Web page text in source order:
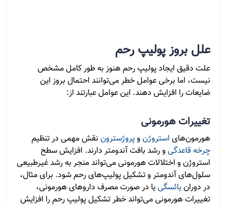
علل بروز پولیپ رحم
علت دقیق ایجاد پولیپ رحم هنوز به طور کامل مشخص
نیست، اما برخی عوامل خطر می‌توانند احتمال بروز این
ضایعات را افزایش دهند. این عوامل عبارتند از:
تغییرات هورمونی
هورمون‌های استروژن وپروژسترون نقش مهمی در تنظیم
چرخه قاعدگی و رشد بافت آندومتر دارند. افزایش سطح
استروژن و اختلالات هورمونی می‌تواند منجر به رشد غیرطبیعی
سلول‌های آندومتر و تشکیل پولیپ‌های رحم شود. برای مثال،
در دورانیائسگییا در صورت مصرف داروهای هورمونی،
تغییرات هورمونی می‌تواند خطر تشکیل پولیپ رحم را افزایش